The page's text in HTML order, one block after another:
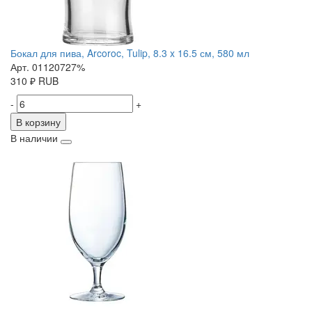
Бокал для пива, Arcoroc, Tulip, 8.3 x 16.5 см, 580 мл
Арт. 01120727%
310 ₽ RUB
-
+
В корзину
В наличии